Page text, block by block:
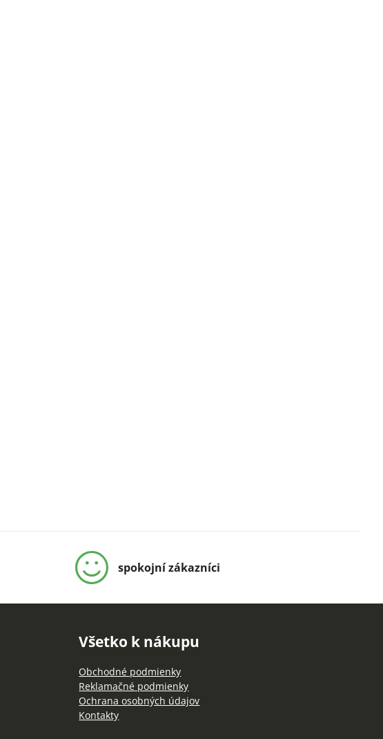
spokojní zákazníci
Všetko k nákupu
Obchodné podmienky
Reklamačné podmienky
Ochrana osobných údajov
Kontakty